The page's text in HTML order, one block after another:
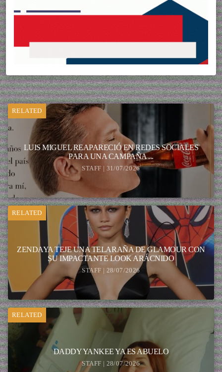
RELATED
LUIS MIGUEL REAPARECIÓ EN REDES SOCIALES
PARA UNA CAMPAÑA ...
STAFF | 31/07/2026
RELATED
ZENDAYA TEJE UNA TELARAÑA DE GLAMOUR CON
SU IMPACTANTE LOOK ARÁCNIDO
STAFF | 28/07/2026
RELATED
DADDY YANKEE YA ES ABUELO
STAFF | 28/07/2026